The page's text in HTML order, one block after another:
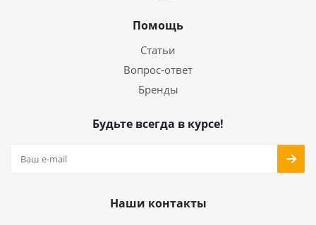
Помощь
Статьи
Вопрос-ответ
Бренды
Будьте всегда в курсе!
Наши контакты